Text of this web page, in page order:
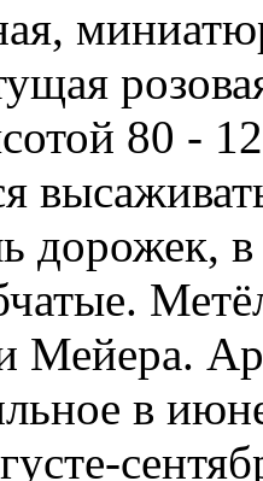
80 -
дорожек,
Мейера.
в